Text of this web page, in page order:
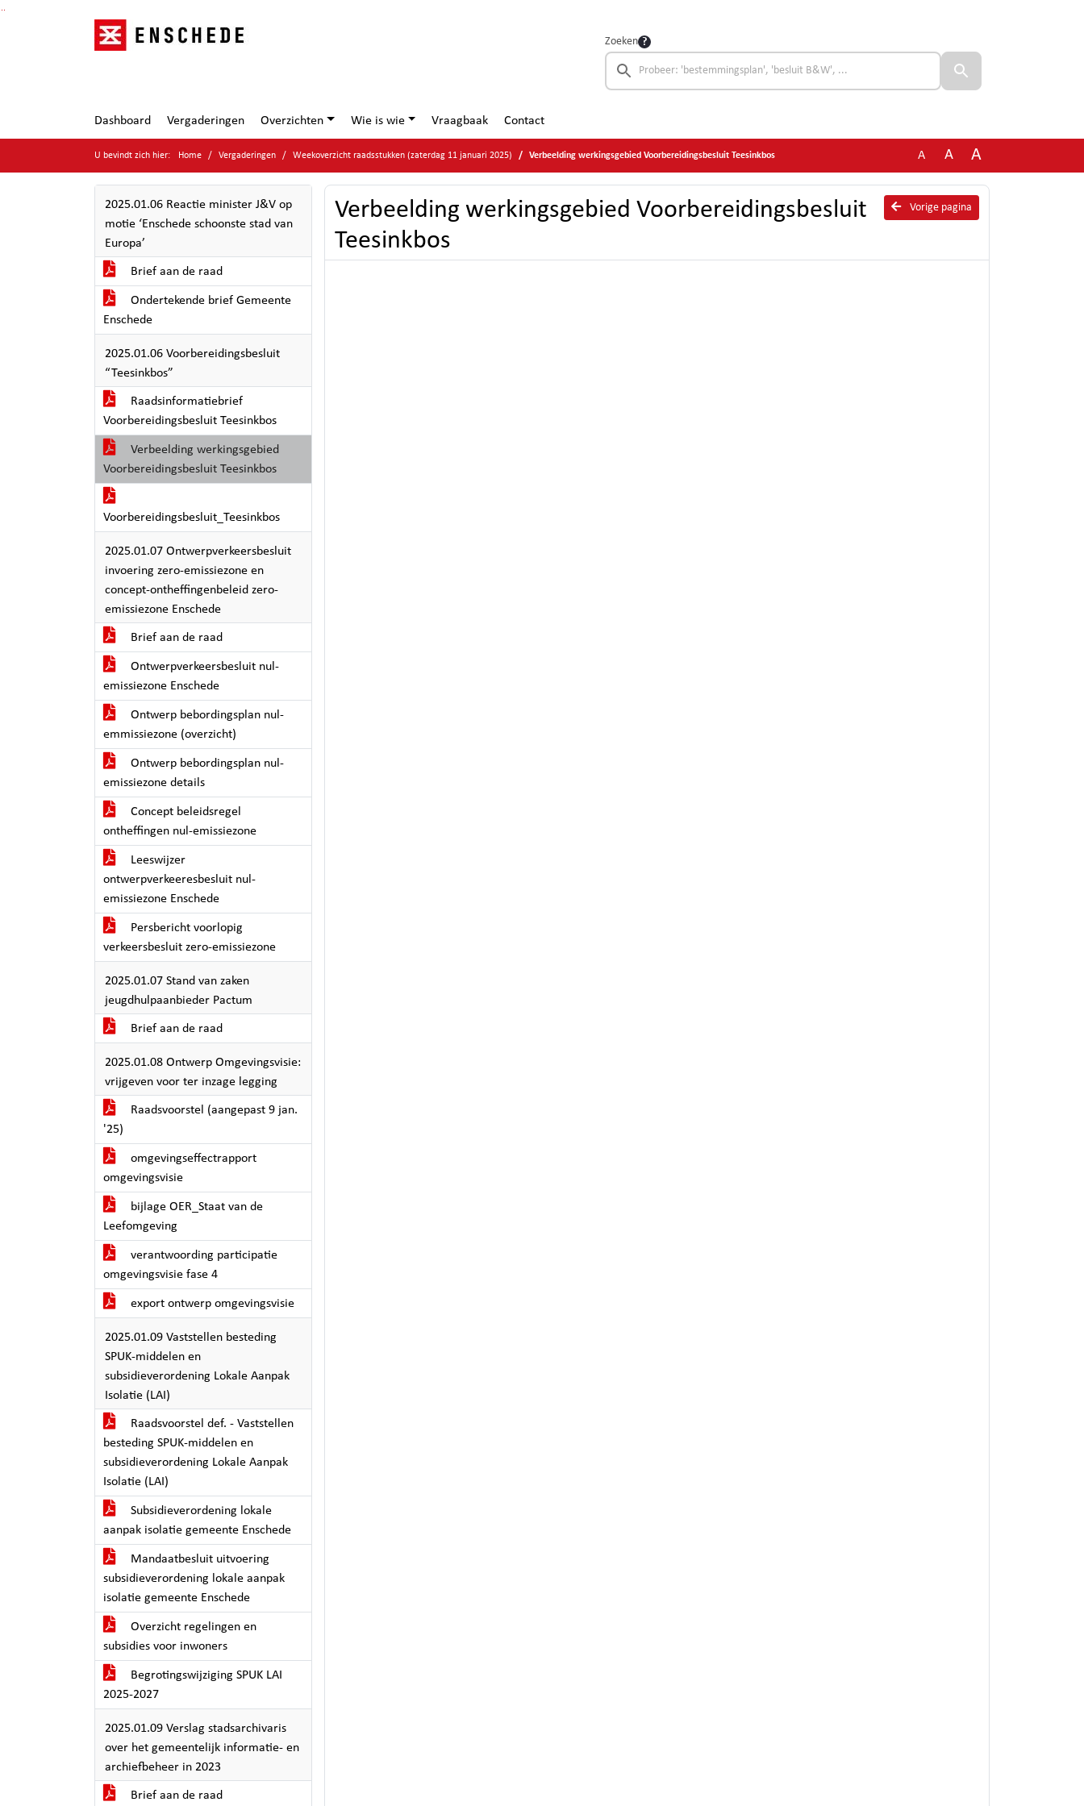
Ga naar de inhoud van deze pagina
Ga naar het zoeken
Ga naar het menu
Zoeken
Dashboard Vergaderingen Overzichten Wie is wie Vraagbaak Contact
U bevindt zich hier: Home Vergaderingen Weekoverzicht raadsstukken (zaterdag 11 januari 2025) Verbeelding werkingsgebied Voorbereidingsbesluit Teesinkbos A A A
2025.01.06 Reactie minister J&V op
motie ‘Enschede schoonste stad van
Europa’
Brief aan de raad
Ondertekende brief Gemeente
Enschede
2025.01.06 Voorbereidingsbesluit
“Teesinkbos”
Raadsinformatiebrief
Voorbereidingsbesluit Teesinkbos
Verbeelding werkingsgebied
Voorbereidingsbesluit Teesinkbos
Voorbereidingsbesluit_Teesinkbos
2025.01.07 Ontwerpverkeersbesluit
invoering zero-emissiezone en
concept-ontheffingenbeleid zero-
emissiezone Enschede
Brief aan de raad
Ontwerpverkeersbesluit nul-
emissiezone Enschede
Ontwerp bebordingsplan nul-
emmissiezone (overzicht)
Ontwerp bebordingsplan nul-
emissiezone details
Concept beleidsregel
ontheffingen nul-emissiezone
Leeswijzer
ontwerpverkeeresbesluit nul-
emissiezone Enschede
Persbericht voorlopig
verkeersbesluit zero-emissiezone
2025.01.07 Stand van zaken
jeugdhulpaanbieder Pactum
Brief aan de raad
2025.01.08 Ontwerp Omgevingsvisie:
vrijgeven voor ter inzage legging
Raadsvoorstel (aangepast 9 jan.
'25)
omgevingseffectrapport
omgevingsvisie
bijlage OER_Staat van de
Leefomgeving
verantwoording participatie
omgevingsvisie fase 4
export ontwerp omgevingsvisie
2025.01.09 Vaststellen besteding
SPUK-middelen en
subsidieverordening Lokale Aanpak
Isolatie (LAI)
Raadsvoorstel def. - Vaststellen
besteding SPUK-middelen en
subsidieverordening Lokale Aanpak
Isolatie (LAI)
Subsidieverordening lokale
aanpak isolatie gemeente Enschede
Mandaatbesluit uitvoering
subsidieverordening lokale aanpak
isolatie gemeente Enschede
Overzicht regelingen en
subsidies voor inwoners
Begrotingswijziging SPUK LAI
2025-2027
2025.01.09 Verslag stadsarchivaris
over het gemeentelijk informatie- en
archiefbeheer in 2023
Brief aan de raad
Vorige pagina
Verbeelding werkingsgebied Voorbereidingsbesluit
Teesinkbos